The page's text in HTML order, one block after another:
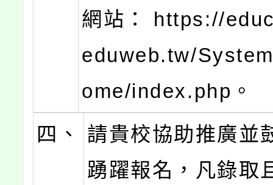
網站： https://
eduweb.tw/
ome/index.php。
四、
請貴校協助推廣並
踴躍報名，凡錄取